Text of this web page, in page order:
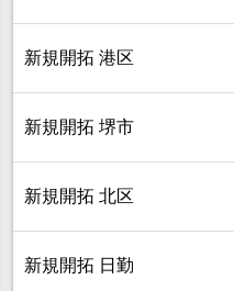
新規開拓 港区
新規開拓 堺市
新規開拓 北区
新規開拓 日勤